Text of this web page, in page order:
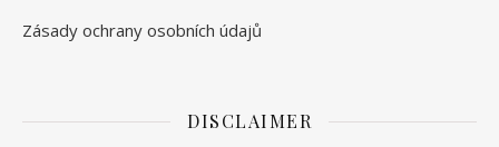
Zásady ochrany osobních údajů
DISCLAIMER